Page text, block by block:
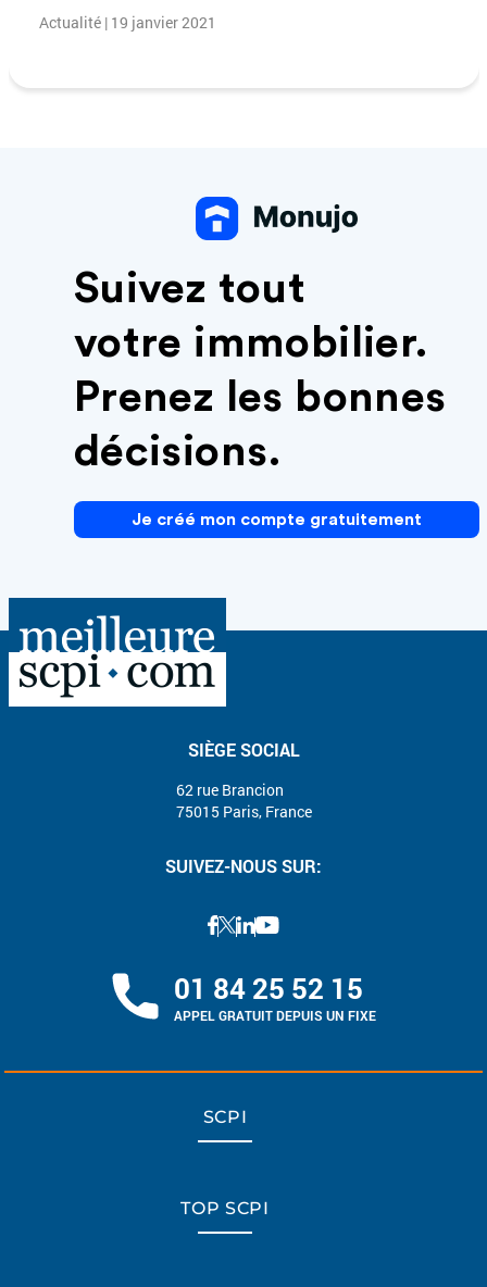
Actualité | 19 janvier 2021
Suivez tout
votre immobilier.
Prenez les bonnes
décisions.
Je créé mon compte gratuitement
SIÈGE SOCIAL
62 rue Brancion
75015 Paris, France
SUIVEZ-NOUS SUR:
01 84 25 52 15
APPEL GRATUIT DEPUIS UN FIXE
SCPI
TOP SCPI